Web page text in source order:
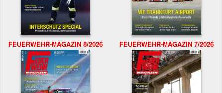
FEUERWEHR-MAGAZIN 8/2026 FEUERWEHR-MAGAZIN 7/2026